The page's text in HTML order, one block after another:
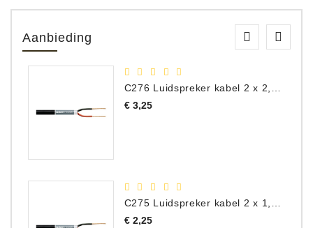
Aanbieding
C276 Luidspreker kabel 2 x 2,50 mm² (per meter)
€ 3,25Prijs
€ 2,25Prijs